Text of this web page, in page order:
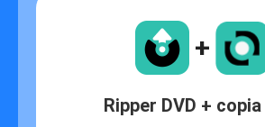
+
Ripper DVD + copia